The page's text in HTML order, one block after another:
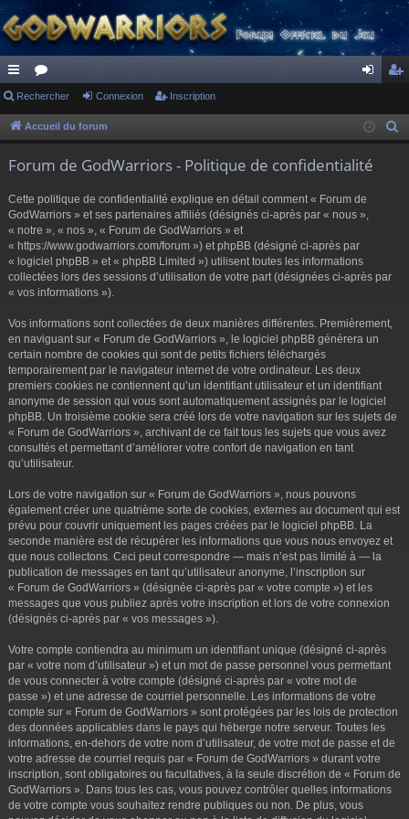
ac
co
s
or
u ne cri
Rechercher Connexion Inscription
Accueil du forum
Forum de GodWarriors - Politique de confidentialité
Cette politique de confidentialité explique en détail comment « Forum de
GodWarriors » et ses partenaires affiliés (désignés ci-après par « nous »,
« notre », « nos », « Forum de GodWarriors » et
« https://www.godwarriors.com/forum ») et phpBB (désigné ci-après par
« logiciel phpBB » et « phpBB Limited ») utilisent toutes les informations
collectées lors des sessions d’utilisation de votre part (désignées ci-après par
« vos informations »).
Vos informations sont collectées de deux manières différentes. Premièrement,
en naviguant sur « Forum de GodWarriors », le logiciel phpBB génèrera un
certain nombre de cookies qui sont de petits fichiers téléchargés
temporairement par le navigateur internet de votre ordinateur. Les deux
premiers cookies ne contiennent qu’un identifiant utilisateur et un identifiant
anonyme de session qui vous sont automatiquement assignés par le logiciel
phpBB. Un troisième cookie sera créé lors de votre navigation sur les sujets de
« Forum de GodWarriors », archivant de ce fait tous les sujets que vous avez
consultés et permettant d’améliorer votre confort de navigation en tant
qu’utilisateur.
Lors de votre navigation sur « Forum de GodWarriors », nous pouvons
également créer une quatrième sorte de cookies, externes au document qui est
prévu pour couvrir uniquement les pages créées par le logiciel phpBB. La
seconde manière est de récupérer les informations que vous nous envoyez et
que nous collectons. Ceci peut correspondre — mais n’est pas limité à — la
publication de messages en tant qu’utilisateur anonyme, l’inscription sur
« Forum de GodWarriors » (désignée ci-après par « votre compte ») et les
messages que vous publiez après votre inscription et lors de votre connexion
(désignés ci-après par « vos messages »).
Votre compte contiendra au minimum un identifiant unique (désigné ci-après
par « votre nom d’utilisateur ») et un mot de passe personnel vous permettant
de vous connecter à votre compte (désigné ci-après par « votre mot de
passe ») et une adresse de courriel personnelle. Les informations de votre
compte sur « Forum de GodWarriors » sont protégées par les lois de protection
des données applicables dans le pays qui héberge notre serveur. Toutes les
informations, en-dehors de votre nom d’utilisateur, de votre mot de passe et de
votre adresse de courriel requis par « Forum de GodWarriors » durant votre
inscription, sont obligatoires ou facultatives, à la seule discrétion de « Forum de
GodWarriors ». Dans tous les cas, vous pouvez contrôler quelles informations
de votre compte vous souhaitez rendre publiques ou non. De plus, vous